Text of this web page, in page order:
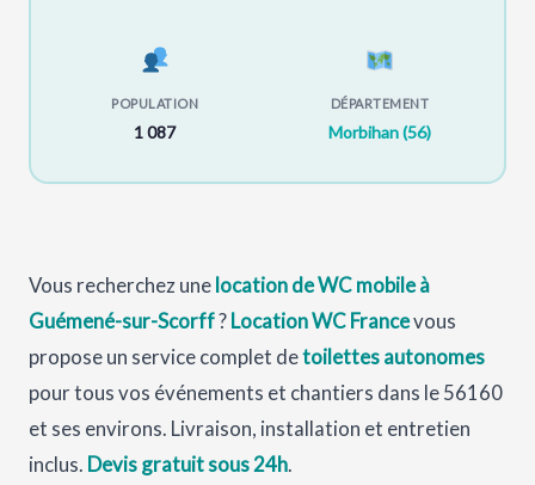
POPULATION
1 087
DÉPARTEMENT
Morbihan (56)
Vous recherchez unelocation de WC mobile à
Guémené-sur-Scorff?Location WC Francevous
propose un service complet detoilettes autonomes
pour tous vos événements et chantiers dans le 56160
et ses environs. Livraison, installation et entretien
inclus. Devis gratuit sous 24h.